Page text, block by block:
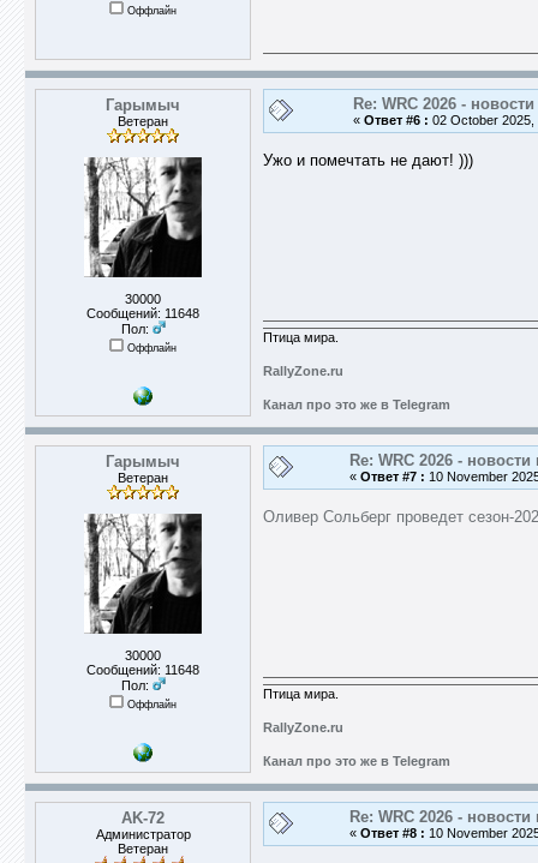
Оффлайн
Гарымыч
Ветеран
30000
Сообщений: 11648
Пол:
Оффлайн
Re: WRC 2026 -
« Ответ #6 : 02 October 2025,
Ужо и помечтать не дают! )))
Птица мира.
RallyZone.ru
Канал про это же в Telegram
Гарымыч
Ветеран
30000
Сообщений: 11648
Пол:
Оффлайн
Re: WRC 2026 - новости
« Ответ #7 : 10 November
Оливер Сольберг проведет сезон-
Птица мира.
RallyZone.ru
Канал про это же в Telegram
AK-72
Администратор
Ветеран
Re: WRC 2026 - новости
« Ответ #8 : 10 November